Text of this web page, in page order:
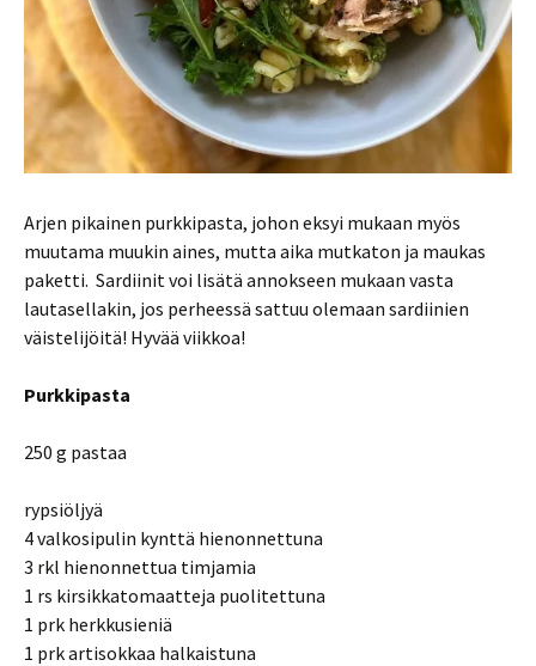
Arjen pikainen purkkipasta, johon eksyi mukaan myös
muutama muukin aines, mutta aika mutkaton ja maukas
paketti. Sardiinit voi lisätä annokseen mukaan vasta
lautasellakin, jos perheessä sattuu olemaan sardiinien
väistelijöitä! Hyvää viikkoa!
Purkkipasta
250 g pastaa
rypsiöljyä
4 valkosipulin kynttä hienonnettuna
3 rkl hienonnettua timjamia
1 rs kirsikkatomaatteja puolitettuna
1 prk herkkusieniä
1 prk artisokkaa halkaistuna